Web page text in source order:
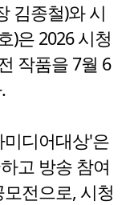
김종철)와 시
)은 2026 시청
작품을 7월 6
디어대상'은
고 방송 참여
전으로, 시청